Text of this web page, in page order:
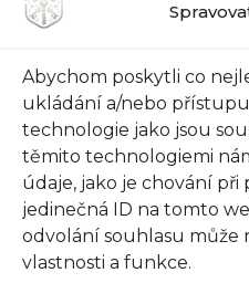
Abychom poskytli co
ukládání a/nebo
technologie jako jsou
těmito technologiemi
údaje, jako je chování
jedinečná ID na tomto
odvolání souhlasu může
vlastnosti a funkce.
O
O ZABEZPEČENÍ
@ 2026 Zámečnictví-
údajů
Všeobecné